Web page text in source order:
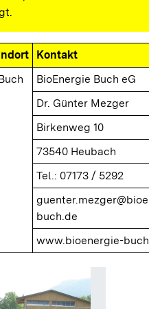
Kontakt
BioEnergie Buch eG
Dr. Günter Mezger
Birkenweg 10
73540 Heubach
Tel.: 07173 / 5292
buch.de
www.bioenergie-